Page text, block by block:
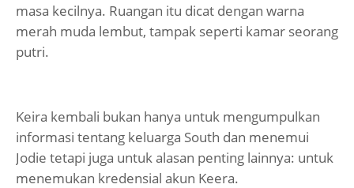
masa kecilnya. Ruangan itu dicat dengan warna
merah muda lembut, tampak seperti kamar seorang
putri.
Keira kembali bukan hanya untuk mengumpulkan
informasi tentang keluarga South dan menemui
Jodie tetapi juga untuk alasan penting lainnya: untuk
menemukan kredensial akun Keera.